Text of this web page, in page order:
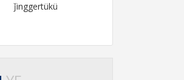
ǰinggertükü